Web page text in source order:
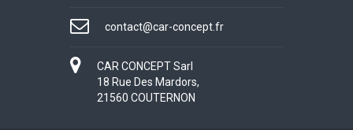
contact@car-concept.fr
CAR CONCEPT Sarl
18 Rue Des Mardors,
21560 COUTERNON